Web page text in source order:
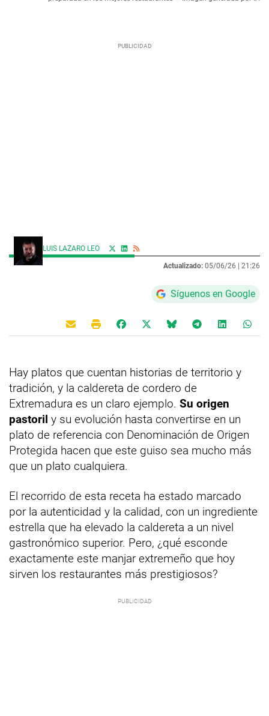
LUIS LAZARO LEO
Actualizado: 05/06/26 | 21:26
Síguenos en Google
Hay platos que cuentan historias de territorio y
tradición, y la caldereta de cordero de
Extremadura es un claro ejemplo. Su origen
pastoril y su evolución hasta convertirse en un
plato de referencia con Denominación de Origen
Protegida hacen que este guiso sea mucho más
que un plato cualquiera.
El recorrido de esta receta ha estado marcado
por la autenticidad y la calidad, con un ingrediente
estrella que ha elevado la caldereta a un nivel
gastronómico superior. Pero, ¿qué esconde
exactamente este manjar extremeño que hoy
sirven los restaurantes más prestigiosos?